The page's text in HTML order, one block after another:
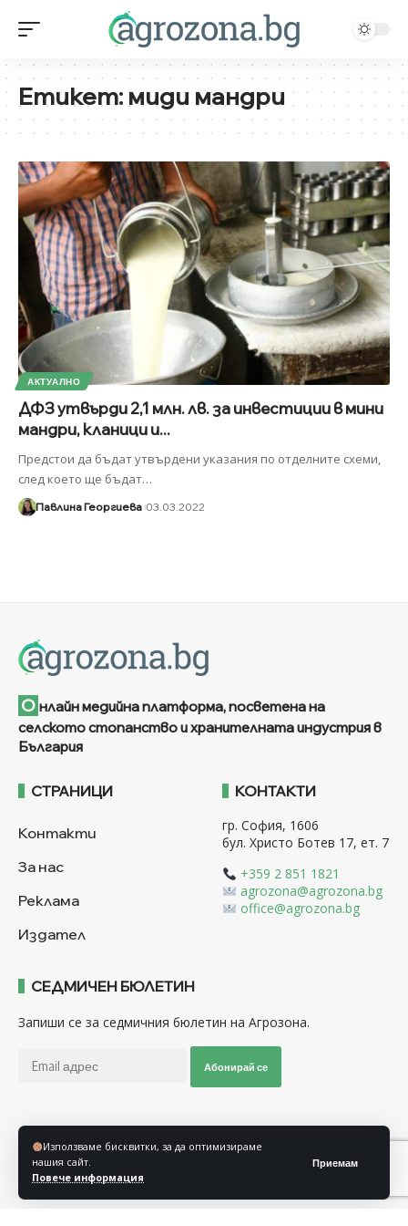
Използваме бисквитки, за да оптимизираме
нашия сайт.
Повече информация
Приемам
Етикет:миди мандри
АКТУАЛНО
ДФЗ утвърди 2,1 млн. лв. за инвестиции в мини
мандри, кланици и...
Предстои да бъдат утвърдени указания по отделните схеми,
след което ще бъдат…
Павлина Георгиева 03.03.2022
О нлайн медийна платформа, посветена на
селското стопанство и хранителната индустрия в
България
СТРАНИЦИ
Контакти
За нас
Реклама
Издател
КОНТАКТИ
гр. София, 1606
бул. Христо Ботев 17, ет. 7
+359 2 851 1821
agrozona@agrozona.bg
office@agrozona.bg
СЕДМИЧЕН БЮЛЕТИН
Запиши се за седмичния бюлетин на Агрозона.
Абонирай се
Последвайте ни